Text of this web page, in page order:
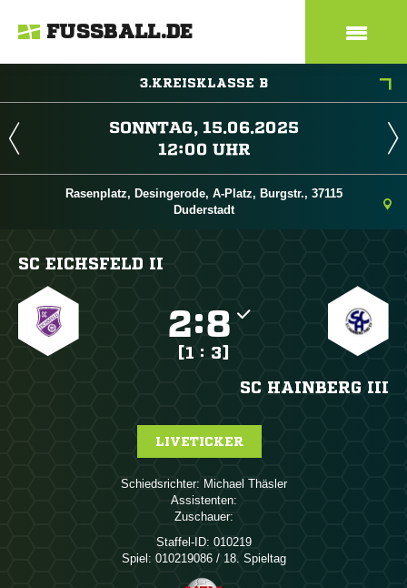
FUSSBALL.DE
3.KREISKLASSE B
 
 
Rasenplatz, Desingerode, A-Platz, Burgstr., 37115
Duderstadt
SC EICHSFELD II
:
[1 : 3]
SC HAINBERG III
LIVETICKER
Schiedsrichter:  
Assistenten:
Zuschauer:
Staffel-ID: 010219
Spiel: 010219086 / 18. Spieltag